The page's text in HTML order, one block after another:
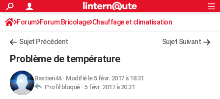
ACTUALITÉS
Politique
Société
Faits Divers
Education
Monde
Villes
+
FINANCE
Retraite
Impôts
Epargne
Immobilier
Risques naturels par ville
Banque
Assurance
Crédit
AUTO
Rechercher
S'inscrire
Connexion
Forum Forum Bricolage Chauffage et climatisation
Sujet Précédent Sujet Suivant
Problème de température
Bastien44- Modifié le 5 févr. 2017 à 18:31
Profil bloqué - 5 févr. 2017 à 20:31